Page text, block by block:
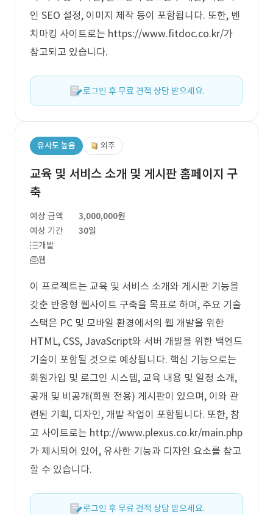
인 SEO 설정, 이미지 제작 등이 포함됩니다. 또한, 벤
치마킹 사이트로는 https://www.fitdoc.co.kr/가
참고되고 있습니다.
로그인 후 무료 견적 상담 받으세요.
유사도 높음 외주
교육 및 서비스 소개 및 게시판 홈페이지 구
축
예상 금액
3,000,000원
예상 기간
30일
개발
웹
이 프로젝트는 교육 및 서비스 소개와 게시판 기능을
갖춘 반응형 웹사이트 구축을 목표로 하며, 주요 기술
스택은 PC 및 모바일 환경에서의 웹 개발을 위한
HTML, CSS, JavaScript와 서버 개발을 위한 백엔드
기술이 포함될 것으로 예상됩니다. 핵심 기능으로는
회원가입 및 로그인 시스템, 교육 내용 및 일정 소개,
공개 및 비공개(회원 전용) 게시판이 있으며, 이와 관
련된 기획, 디자인, 개발 작업이 포함됩니다. 또한, 참
고 사이트로는 http://www.plexus.co.kr/main.php
가 제시되어 있어, 유사한 기능과 디자인 요소를 참고
할 수 있습니다.
로그인 후 무료 견적 상담 받으세요.